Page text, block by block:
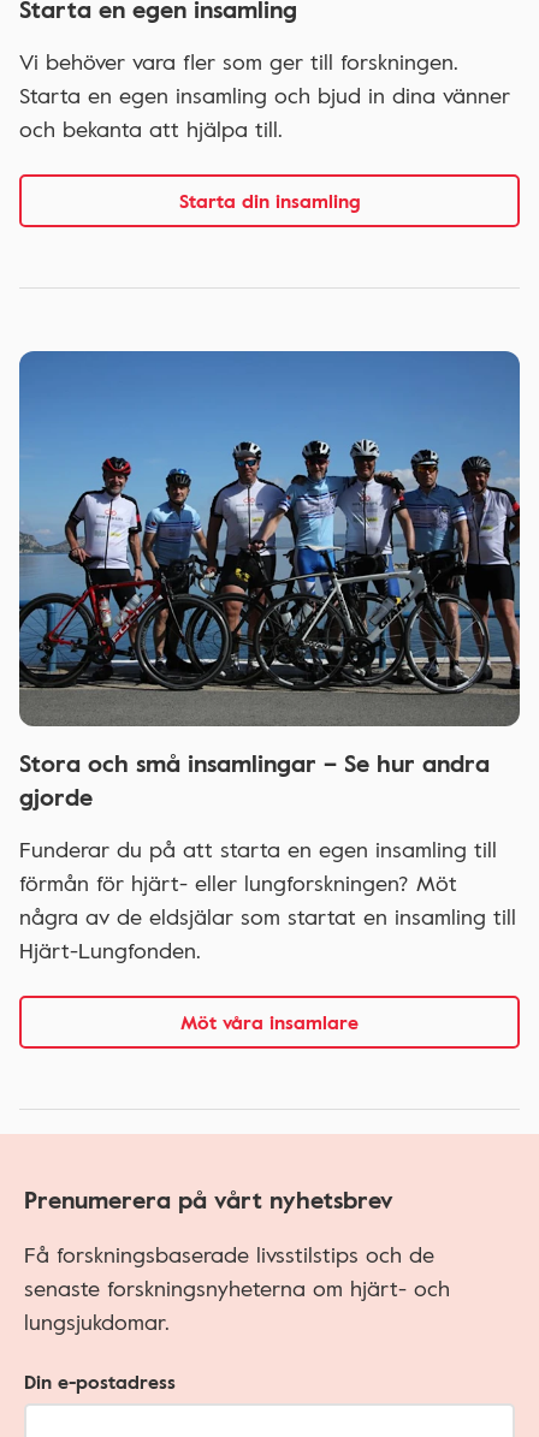
Starta en egen insamling
Vi behöver vara fler som ger till forskningen.
Starta en egen insamling och bjud in dina vänner
och bekanta att hjälpa till.
Starta din insamling
Stora och små insamlingar – Se hur andra
gjorde
Funderar du på att starta en egen insamling till
förmån för hjärt- eller lungforskningen? Möt
några av de eldsjälar som startat en insamling till
Hjärt-Lungfonden.
Möt våra insamlare
Prenumerera på vårt nyhetsbrev
Få forskningsbaserade livsstilstips och de
senaste forskningsnyheterna om hjärt- och
lungsjukdomar.
Din e-postadress